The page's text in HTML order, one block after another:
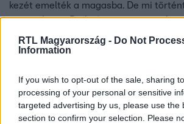
RTL Magyarország - Do Not
Information
If you wish to opt-out of the sale, sharing
processing of your personal or sensitive
targeted advertising by us, please use the
section to confirm your selection. Please
kezét emelték a magasba. De mi
rapper, Lmen Prala és a magyar rocky
Németh Kristóf meccsén? Miért
második menet közben a mérkőzést? A